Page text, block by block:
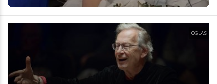
OGLAS